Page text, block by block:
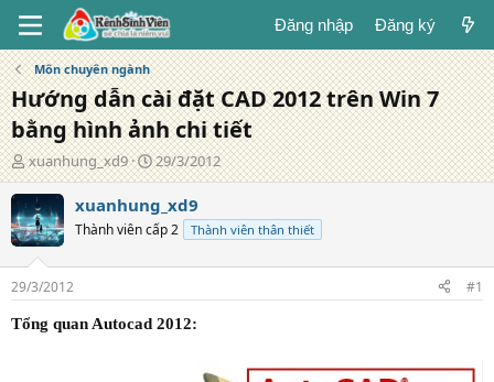
Đăng nhập Đăng ký
Môn chuyên ngành
Hướng dẫn cài đặt CAD 2012 trên Win 7
bằng hình ảnh chi tiết
T
á
c
g
i
ả
xuanhung_xd9
N
g
à
y
đ
g
29/3/2012
xuanhung_xd9
Thành viên cấp 2 Thành viên thân thiết
29/3/2012 #1
Tổng quan Autocad 2012: